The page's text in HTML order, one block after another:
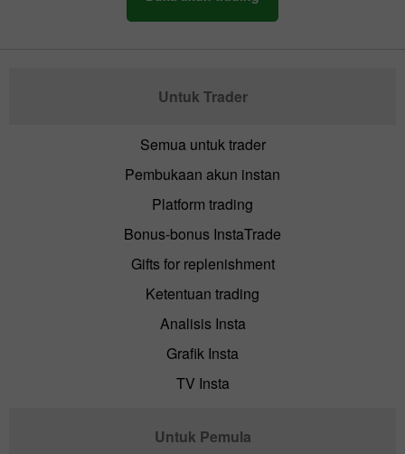
Untuk Trader
Semua untuk trader
Pembukaan akun instan
Platform trading
Bonus-bonus InstaTrade
Gifts for replenishment
Ketentuan trading
Analisis Insta
Grafik Insta
TV Insta
Untuk Pemula